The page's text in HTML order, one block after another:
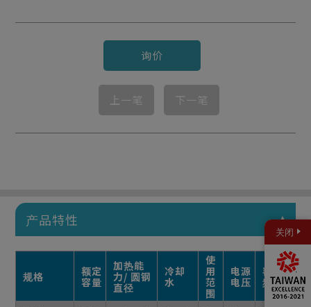
询价
上一笔 下一笔
产品特性
规格
额定
容量
加热能
力/ 圆钢
直径
冷却
水
使
用
范
围
电源
电压
额定
频率
关闭